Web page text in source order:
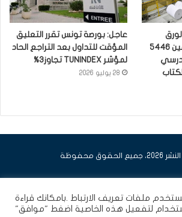
بالقصرين تنجح في تأمين 5446
عاجل: بورصة تونس تقرر التعليق
المؤقت للتداول بعد التراجع الحاد
لمؤشر TUNINDEX تجاوز3%
28 يوليو 2026
محفوظة
ملفات تعريف الارتباط .بامكانك قراءة
لتفعيل هذه الخاصية اضغط "موافق"